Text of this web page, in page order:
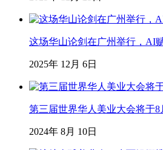
这场华山论剑在广州举行，AI
2025年 12月 6日
第三届世界华人美业大会将于
2024年 8月 10日